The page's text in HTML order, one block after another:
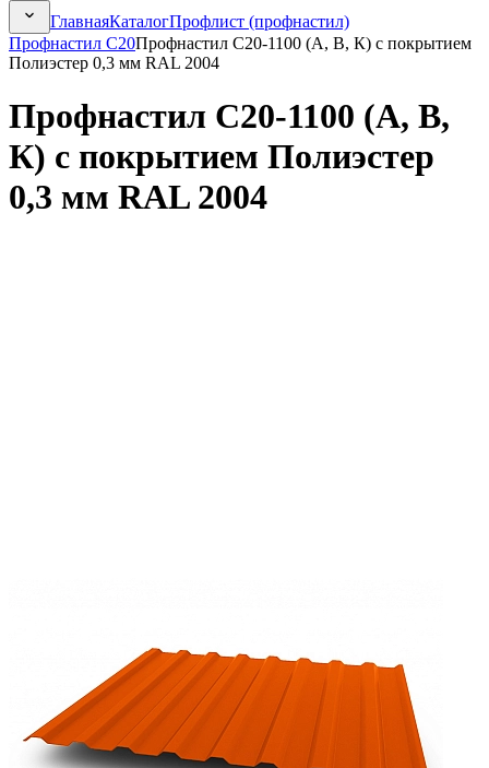
ГлавнаяКаталогПрофлист (профнастил)
Профнастил С20Профнастил С20-1100 (А, В, К) с покрытием
Полиэстер 0,3 мм RAL 2004
Профнастил С20-1100 (А, В,
К) с покрытием Полиэстер
0,3 мм RAL 2004